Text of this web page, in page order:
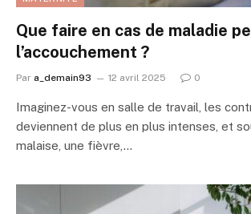
Que faire en cas de maladie
l’accouchement ?
Par a_demain93 12 avril 2025 0
Imaginez-vous en salle de travail, les
deviennent de plus en plus intenses, et
malaise, une fièvre,…